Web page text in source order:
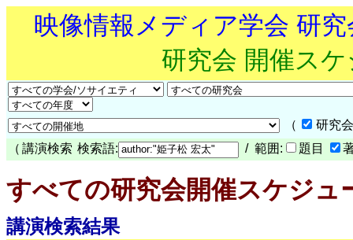
映像情報メディア学会 研
研究会 開催ス
（
研究
（ 講演検索 検索語: / 範囲: 題目
すべての研究会開催スケジュ
講演検索結果